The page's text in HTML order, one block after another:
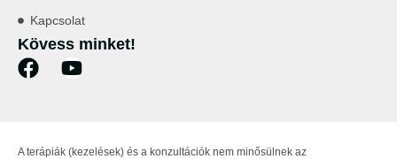
Kapcsolat
Kövess minket!
A terápiák (kezelések) és a konzultációk nem minősülnek az